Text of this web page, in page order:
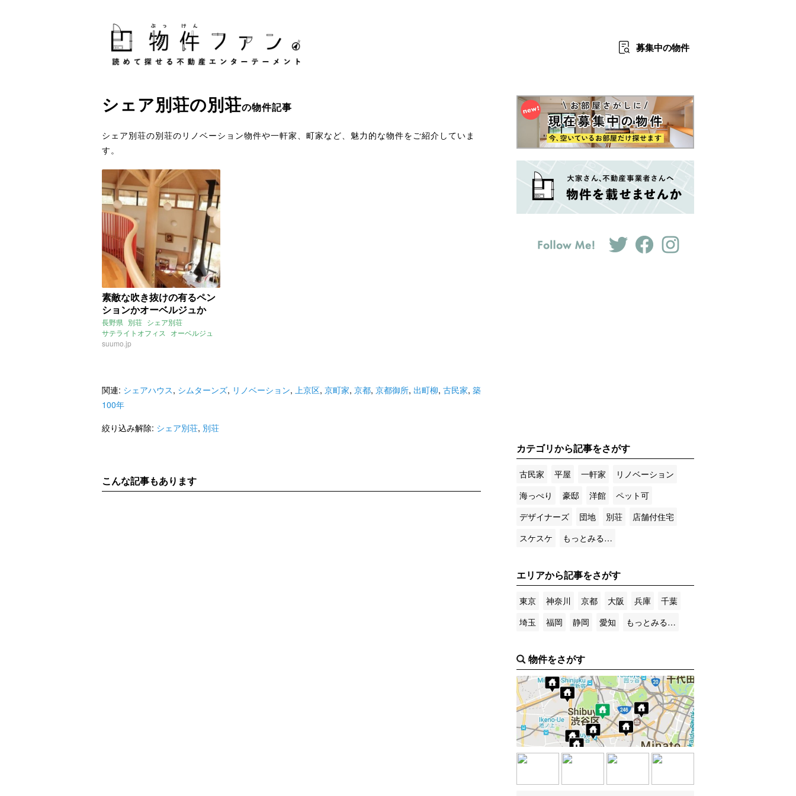
募集中の物件
シェア別荘の別荘の物件記事
シェア別荘の別荘のリノベーション物件や一軒家、町家など、魅力的な物件をご紹介していま
す。
素敵な吹き抜けの有るペン
ションかオーベルジュか
長野県 別荘 シェア別荘
サテライトオフィス
オーベルジュ
ペンション
suumo.jp
関連: シェアハウス, シムターンズ, リノベーション, 上京区, 京町家, 京都, 京都御所, 出町柳, 古民家, 築
100年
絞り込み解除: シェア別荘, 別荘
こんな記事もあります
カテゴリから記事をさがす
古民家 平屋 一軒家
リノベーション
海っぺり
豪邸 洋館
ペット可
デザイナーズ
団地 別荘
店舗付住宅
スケスケ
もっとみる…
エリアから記事をさがす
東京 神奈川 京都 大阪 兵庫
千葉
埼玉
福岡 静岡 愛知 もっとみる…
物件をさがす